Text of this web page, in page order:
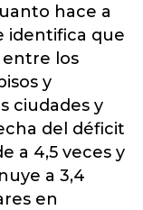
hace a
identifica que
entre los
y
ciudades y
del déficit
a 4,5 veces y
a 3,4
en